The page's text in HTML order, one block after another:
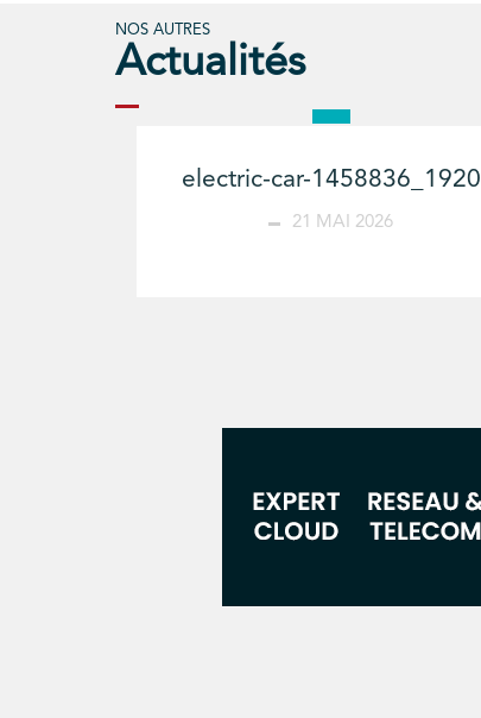
NOS AUTRES
Actualités
electric-car-1458836_1920
21 MAI 2026